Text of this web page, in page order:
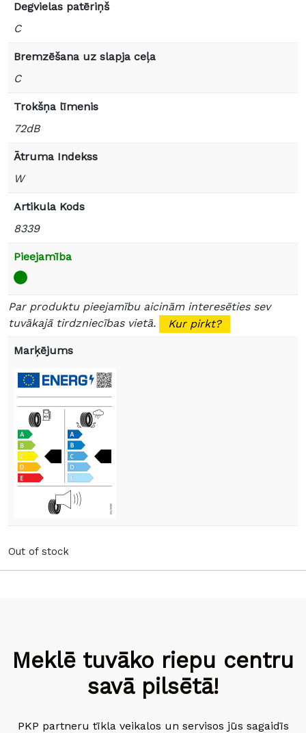
Degvielas patēriņš
C
Bremzēšana uz slapja ceļa
C
Trokšņa līmenis
72dB
Ātruma Indekss
W
Artikula Kods
8339
Pieejamība
Par produktu pieejamību aicinām interesēties sev
tuvākajā tirdzniecības vietā.
Kur pirkt?
Marķējums
Out of stock
Meklē tuvāko riepu centru
savā pilsētā!
PKP partneru tīkla veikalos un servisos jūs sagaidīs